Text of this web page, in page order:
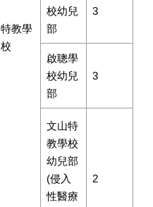
特教學
校
校幼兒
部
3
啟聰學
校幼兒
部
3
文山特
教學校
幼兒部
(侵入
性醫療
2